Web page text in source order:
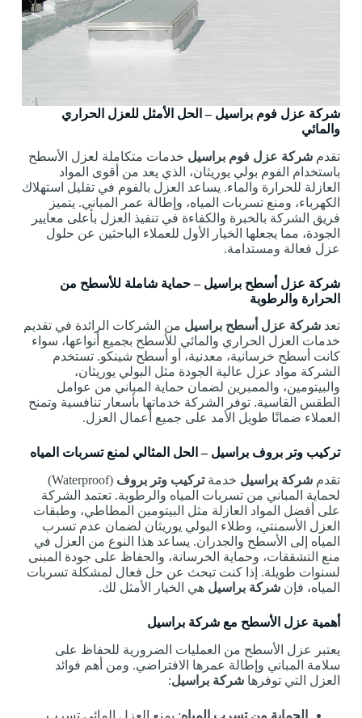
شركة عزل فوم براسيل – الحل الأمثل للعزل الحراري
والمائي
تقدم شركة عزل فوم براسيل خدمات متكاملة لعزل الأسطح
باستخدام الفوم بولي يوريثان، الذي يعد من أقوى المواد
العازلة للحرارة والماء. يساعد العزل بالفوم في تقليل استهلاك
الكهرباء، ومنع تسربات المياه، وإطالة عمر المباني. يتميز
فريق الشركة بالخبرة والكفاءة في تنفيذ العزل بأعلى معايير
الجودة، مما يجعلها الخيار الأول للعملاء الباحثين عن حلول
عزل فعالة ومستدامة.
شركة عزل أسطح براسيل – حماية شاملة للأسطح من
الحرارة والرطوبة
تعد شركة عزل أسطح براسيل من الشركات الرائدة في تقديم
خدمات العزل الحراري والمائي للأسطح بجميع أنواعها، سواء
كانت أسطح خرسانية، معدنية، أو أسطح شينكو. تستخدم
الشركة مواد عزل عالية الجودة مثل البولي يوريثان،
والبيتومين، والممبرين لضمان حماية المباني من عوامل
الطقس القاسية. توفر الشركة خدماتها بأسعار تنافسية وتمنح
العملاء ضمانًا طويل الأمد على جميع أعمال العزل.
تركيب وتر بروف براسيل – الحل المثالي لمنع تسربات المياه
تقدم شركة براسيل خدمةتركيب وتر بروف
(Waterproof)
لحماية المباني من تسربات المياه والرطوبة. تعتمد الشركة
على أفضل المواد العازلة مثل البيتومين المطاطي، وطبقات
العزل الأسمنتي، وطلاء البولي يوريثان لضمان عدم تسرب
المياه إلى الأسطح والجدران. يساعد هذا النوع من العزل في
منع التشققات، وحماية الخرسانة، والحفاظ على جودة المبنى
لسنوات طويلة. إذا كنت تبحث عن حل فعال لمشكلة تسربات
المياه، فإن شركة براسيل هي الخيار الأمثل لك.
أهمية عزل الأسطح مع شركة براسيل
يعتبر عزل الأسطح من العمليات الضرورية للحفاظ على
سلامة المباني وإطالة عمرها الافتراضي. ومن أهم فوائد
العزل التي توفرها شركة براسيل:
الحماية من تسرب المياه: يمنع العزل المائي تسرب